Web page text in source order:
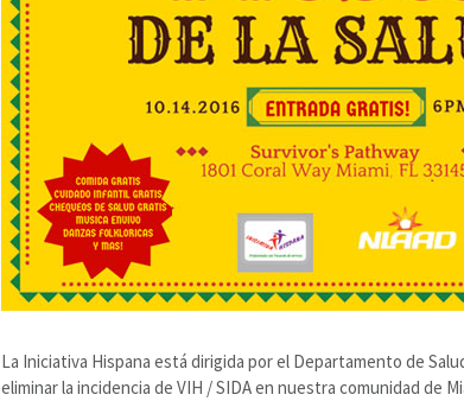
La Iniciativa Hispana está dirigida por el Departamento de
eliminar la incidencia de VIH / SIDA en nuestra comunidad de